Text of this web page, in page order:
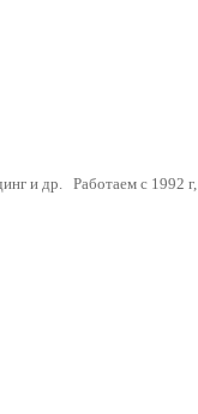
и др. Работаем с 1992 г,